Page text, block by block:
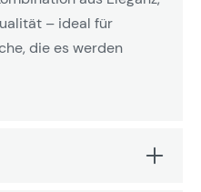
– ideal für
die es werden